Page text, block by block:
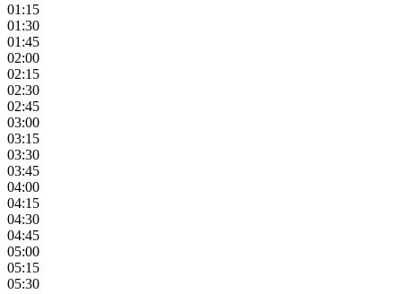
01:15
01:30
01:45
02:00
02:15
02:30
02:45
03:00
03:15
03:30
03:45
04:00
04:15
04:30
04:45
05:00
05:15
05:30